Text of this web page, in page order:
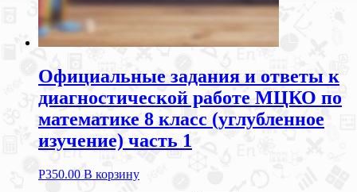
Официальные задания и ответы к
диагностической работе МЦКО по
математике 8 класс (углубленное
изучение) часть 1
Р350.00 В корзину